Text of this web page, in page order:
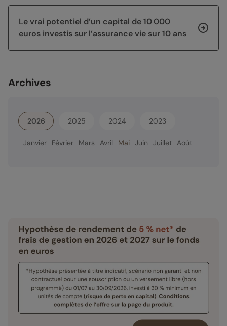
Le vrai potentiel d’un capital de 10 000
euros investis sur l’assurance vie sur 10 ans
Archives
2026 2025 2024 2023
Janvier Février Mars Avril Mai Juin Juillet Août